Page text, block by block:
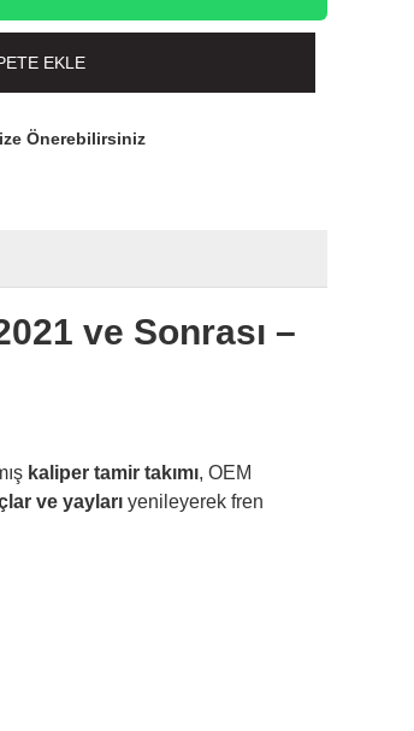
EKLE
Önerebilirsiniz
ve Sonrası –
kaliper tamir takımı, OEM
ve yayları yenileyerek fren